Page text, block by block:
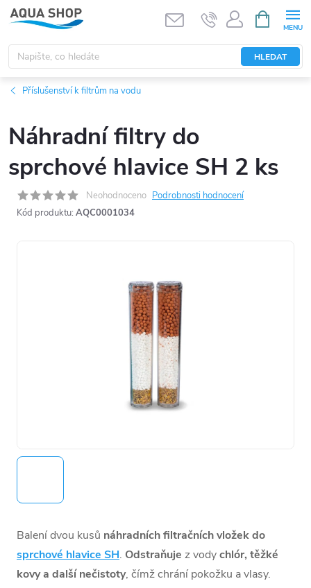
Přejít
na
obsah
HLEDAT
NÁKUPNÍ
KOŠÍK
Příslušenství k filtrům na vodu
Náhradní filtry do
sprchové hlavice SH 2 ks
Neohodnoceno Podrobnosti hodnocení
Kód produktu: AQC0001034
Balení dvou kusů náhradních filtračních vložek do
sprchové hlavice SH. Odstraňuje z vodychlór, těžké
kovy a další nečistoty, čímž chrání pokožku a vlasy.